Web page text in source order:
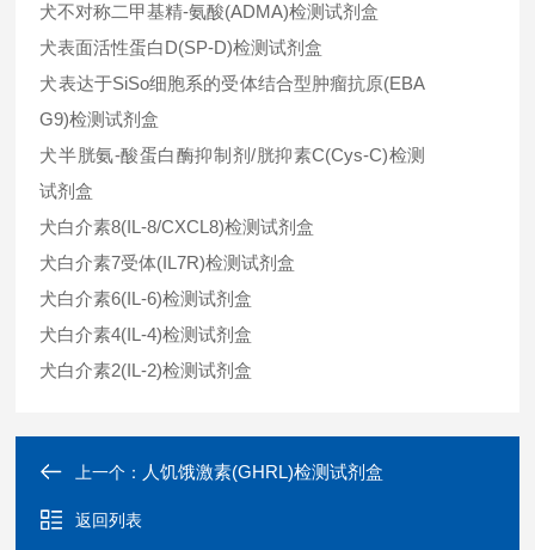
犬不对称二甲基精-氨酸(ADMA)检测试剂盒
犬表面活性蛋白D(SP-D)检测试剂盒
犬表达于SiSo细胞系的受体结合型肿瘤抗原(EBA
G9)检测试剂盒
犬半胱氨-酸蛋白酶抑制剂/胱抑素C(Cys-C)检测
试剂盒
犬白介素8(IL-8/CXCL8)检测试剂盒
犬白介素7受体(IL7R)检测试剂盒
犬白介素6(IL-6)检测试剂盒
犬白介素4(IL-4)检测试剂盒
犬白介素2(IL-2)检测试剂盒
上一个： 人饥饿激素(GHRL)检测试剂盒
返回列表